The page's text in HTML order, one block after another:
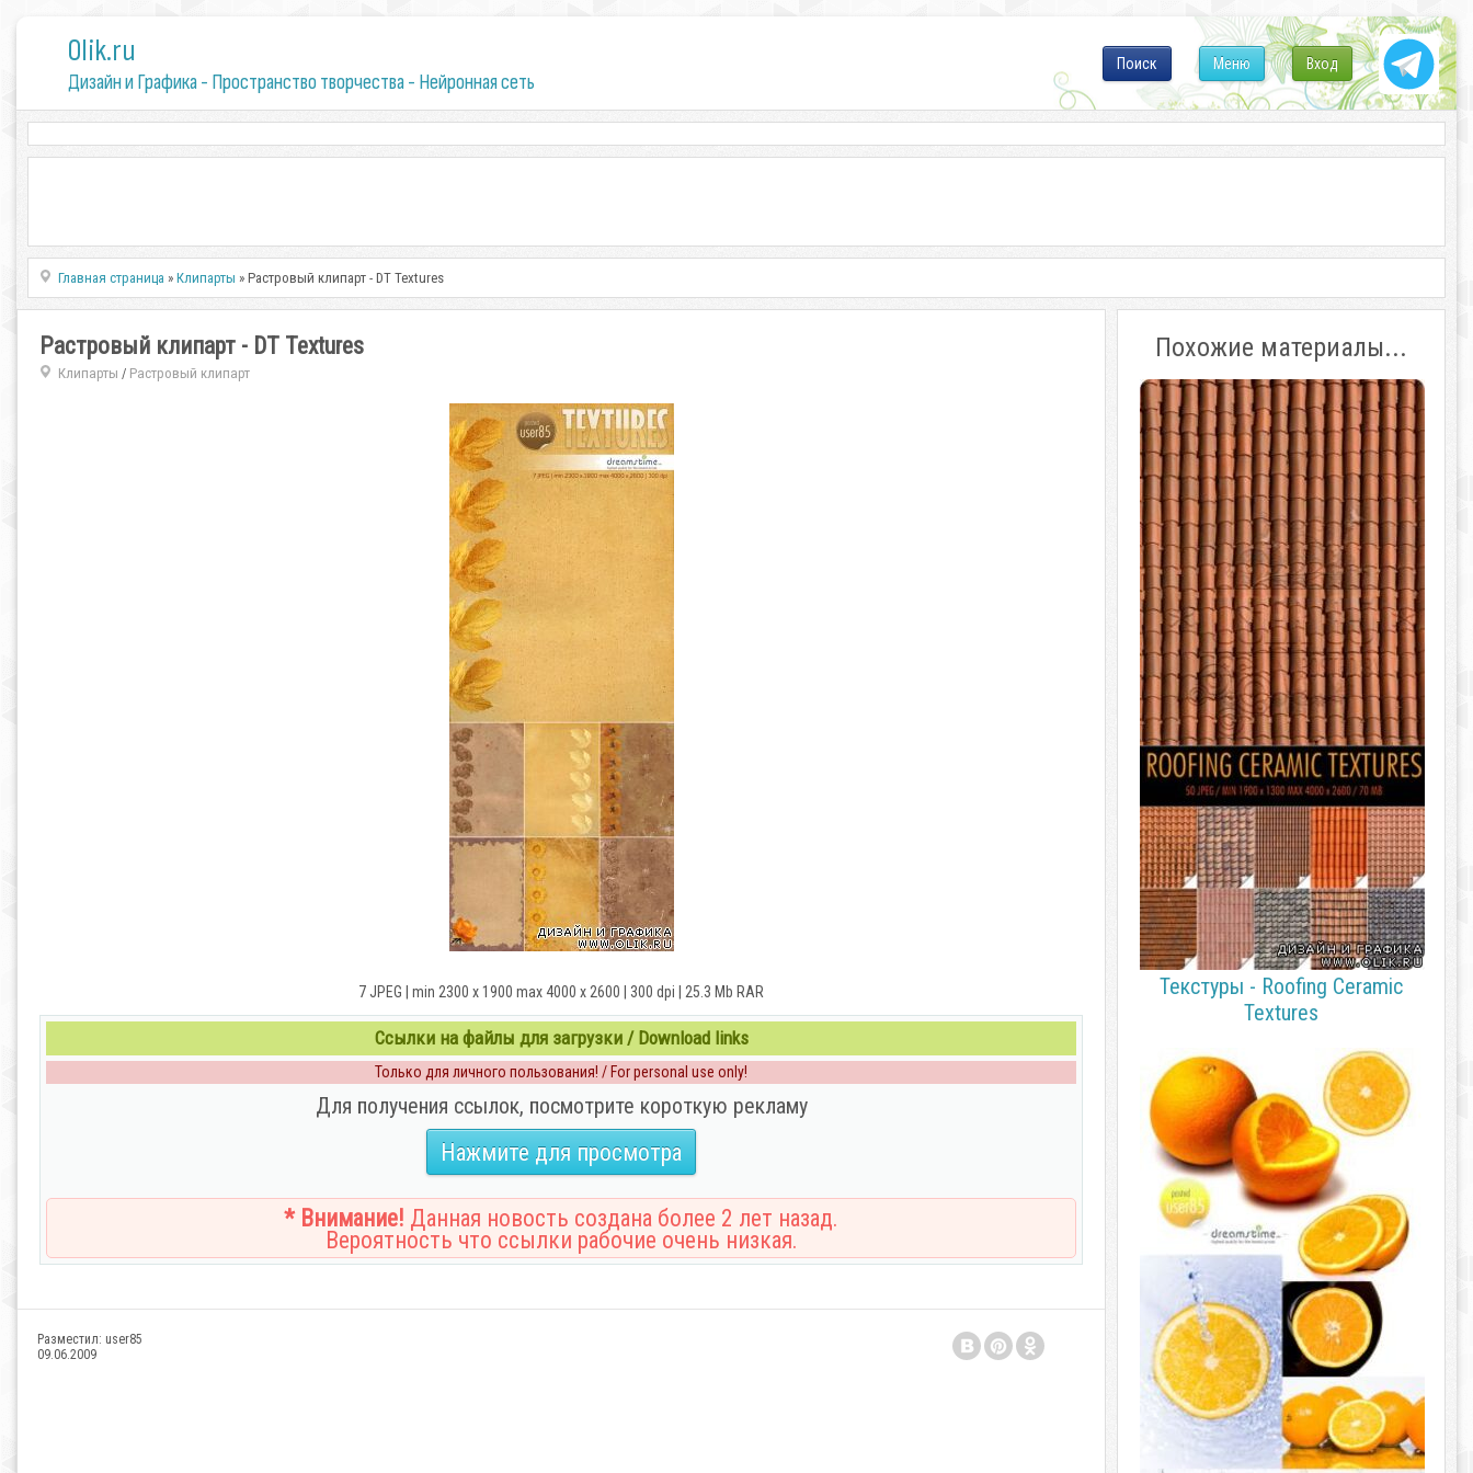
0lik.ru
Дизайн и Графика - Пространство творчества - Нейронная сеть
Вход
Меню
Поиск
Главная страница »Клипарты » Растровый клипарт - DT Textures
Растровый клипарт - DT Textures
Клипарты / Растровый клипарт
7 JPEG | min 2300 x 1900 max 4000 x 2600 | 300 dpi | 25.3 Mb RAR
Ссылки на файлы для загрузки / Download links
Только для личного пользования! / For personal use only!
Для получения ссылок, посмотрите короткую рекламу
Нажмите для просмотра
* Внимание! Данная новость создана более 2 лет назад.
Вероятность что ссылки рабочие очень низкая.
Разместил: user85
09.06.2009
Похожие материалы...
Текстуры - Roofing Ceramic
Textures